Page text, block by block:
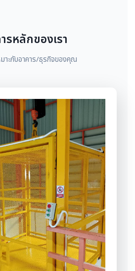
รหลักของเรา
มาะกับอาคาร/ธุรกิจของคุณ